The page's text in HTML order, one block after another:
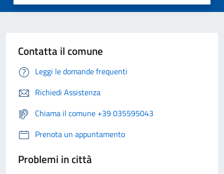
Contatta il comune
Leggi le domande frequenti
Richiedi Assistenza
Chiama il comune +39 035595043
Prenota un appuntamento
Problemi in città